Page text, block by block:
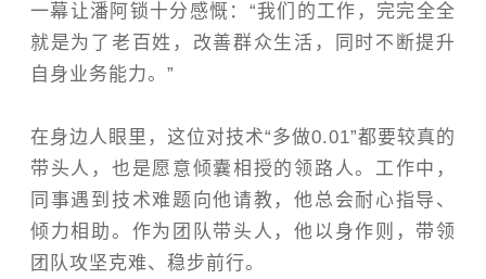
一幕让潘阿锁十分感慨：“我们的工作，完完全全
就是为了老百姓，改善群众生活，同时不断提升
自身业务能力。”
在身边人眼里，这位对技术“多做0.01”都要较真的
带头人，也是愿意倾囊相授的领路人。 工作中，
同事遇到技术难题向他请教，他总会耐心指导、
倾力相助。作为团队带头人，他以身作则，带领
团队攻坚克难、稳步前行。